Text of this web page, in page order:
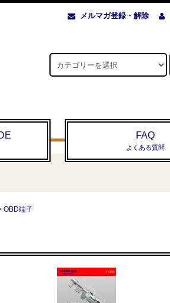
メルマガ登録・解除
FAQ
よくある質問
OBD端子